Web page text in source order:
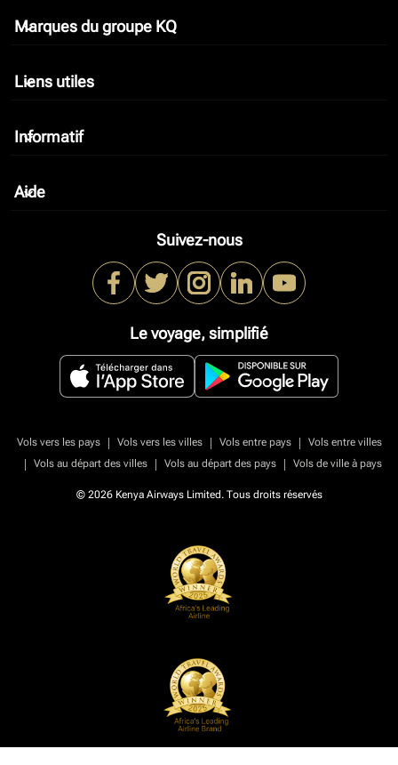
Marques du groupe KQ
keyboard_arrow_down
Liens utiles
keyboard_arrow_down
Informatif
keyboard_arrow_down
Aide
keyboard_arrow_down
Suivez-nous
Le voyage, simplifié
Vols vers les pays | Vols vers les villes | Vols entre pays |
Vols entre villes
|
Vols au départ des villes | Vols au départ des pays | Vols de ville à pays
© 2026 Kenya Airways Limited. Tous droits réservés